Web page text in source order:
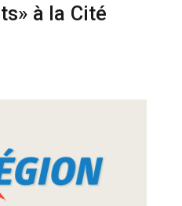
à la Cité